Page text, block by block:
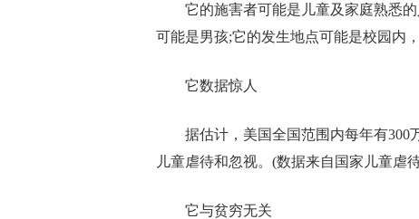
它的施害者可能是儿童及家庭熟悉
可能是男孩;它的发生地点可能是校园内
它数据惊人
据估计，美国全国范围内每年有
儿童虐待和忽视。(数据来自国家儿童虐
它与贫穷无关